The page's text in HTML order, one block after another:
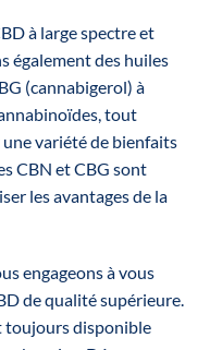
à large spectre et
également des huiles
(cannabigerol) à
tout
variété de bienfaits
CBN et CBG sont
les avantages de la
engageons à vous
de qualité supérieure.
toujours disponible